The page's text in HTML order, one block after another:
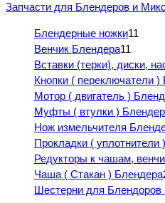
Запчасти для Блендеров и
Блендерные ножки11
Венчик Блендера11
Вставки (терки), диски,
Кнопки ( переключатели
Мотор ( двигатель )
Муфты ( втулки )
Нож измельчителя
Прокладки (
Редукторы к чашам,
Чаша ( Стакан ) Блендера
Шестерни для Блендоров